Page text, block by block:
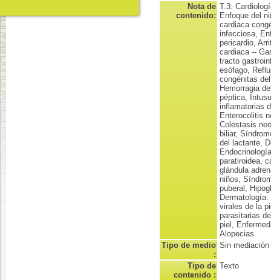
Nota de
contenido:
T.3:
Enfoque del
cardiaca
infecciosa,
pericardio,
cardiaca --
tracto
esófago,
congénitas
Hemorragia
péptica,
inflamatorias
Enterocolitis
Colestasis
biliar,
del lactante,
paratiroidea,
glándula
niños,
puberal,
virales de la
parasitarias
piel,
Alopecias
Tipo de medio
:
Sin mediación
Tipo de
contenido :
Texto